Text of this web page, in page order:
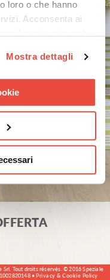
loro o che hanno
Acconsenta ai
Mostra dettagli
Srl. Tout droits réservés. © 2016 Speziale
•Privacy & Cookie Policy